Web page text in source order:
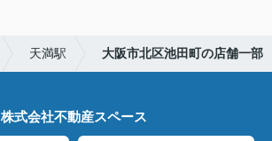
天満駅 大阪市北区池田町の店舗一部
株式会社不動産スペース